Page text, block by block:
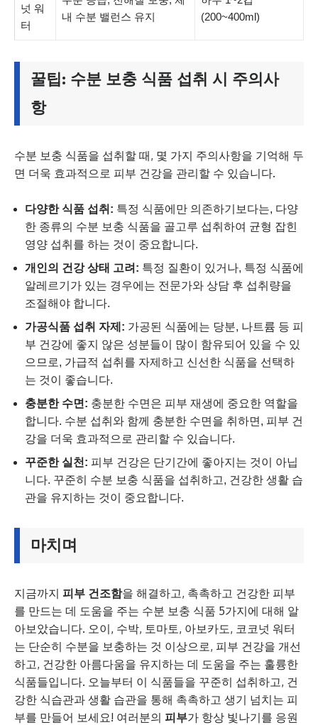
넛 워
터
내 수분 밸런스 유지
(200~400ml)
꿀팁: 수분 보충 식품 섭취 시 주의사
항
수분 보충 식품을 섭취할 때, 몇 가지 주의사항을 기억해 두
면 더욱 효과적으로 피부 건강을 관리할 수 있습니다.
다양한 식품 섭취: 특정 식품에만 의존하기보다는, 다양
한 종류의 수분 보충 식품을 골고루 섭취하여 균형 잡힌
영양 섭취를 하는 것이 중요합니다.
개인의 건강 상태 고려: 특정 질환이 있거나, 특정 식품에
알레르기가 있는 경우에는 전문가와 상담 후 섭취량을
조절해야 합니다.
가공식품 섭취 자제: 가공된 식품에는 당분, 나트륨 등 피
부 건강에 좋지 않은 성분들이 많이 함유되어 있을 수 있
으므로, 가급적 섭취를 자제하고 신선한 식품을 선택하
는 것이 좋습니다.
충분한 수면: 충분한 수면은 피부 재생에 중요한 역할을
합니다. 수분 섭취와 함께 충분한 수면을 취하면, 피부 건
강을 더욱 효과적으로 관리할 수 있습니다.
꾸준한 실천: 피부 건강은 단기간에 좋아지는 것이 아닙
니다. 꾸준히 수분 보충 식품을 섭취하고, 건강한 생활 습
관을 유지하는 것이 중요합니다.
마치며
지금까지 피부 건조함을 해결하고, 촉촉하고 건강한 피부
를 만드는 데 도움을 주는 수분 보충 식품 5가지에 대해 알
아보았습니다. 오이, 수박, 토마토, 아보카도, 코코넛 워터
는 단순히 수분을 보충하는 것 이상으로, 피부 건강을 개선
하고, 건강한 아름다움을 유지하는 데 도움을 주는 훌륭한
식품들입니다. 오늘부터 이 식품들을 꾸준히 섭취하고, 건
강한 식습관과 생활 습관을 통해 촉촉하고 생기 넘치는 피
부를 만들어 보세요! 여러분의 피부가 항상 빛나기를 응원